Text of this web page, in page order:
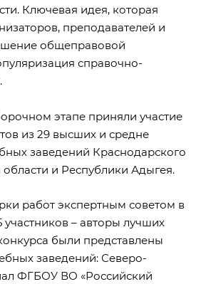
Ключевая идея, которая
преподавателей и
общеправовой
справочно-
этапе приняли участие
из 29 высших и средне
заведений Краснодарского
области и Республики Адыгея.
работ экспертным советом в
– авторы лучших
были представлены
заведений: Северо-
ФГБОУ ВО «Российский